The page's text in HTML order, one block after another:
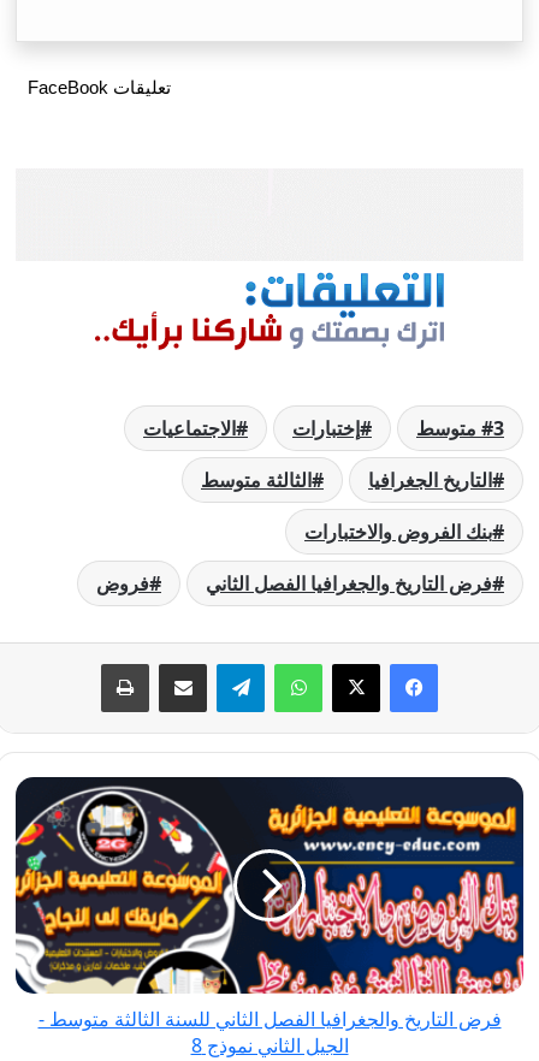
تعليقات FaceBook
3 متوسط إختبارات
الاجتماعيات
التاريخ الجغرافيا
الثالثة متوسط
بنك الفروض والاختبارات
فرض التاريخ والجغرافيا الفصل الثاني
فروض
فيسبوك
‫X واتسابتيلقراممشاركة عبر البريد طباعة
فرض
التاريخ
والجغرافيا
الفصل
الثاني
للسنة
الثالثة
متوسط
فرض التاريخ والجغرافيا الفصل الثاني للسنة الثالثة متوسط -
الجيل الثاني نموذج 8